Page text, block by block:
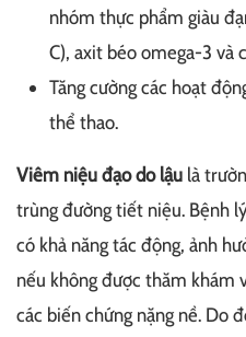
nhóm thực phẩm giàu
C), axit béo omega-3 và
Tăng cường các hoạt
thể thao.
Viêm niệu đạo do lậu là
trùng đường tiết niệu. Bệnh
có khả năng tác động, ảnh
nếu không được thăm khám
các biến chứng nặng nề. Do